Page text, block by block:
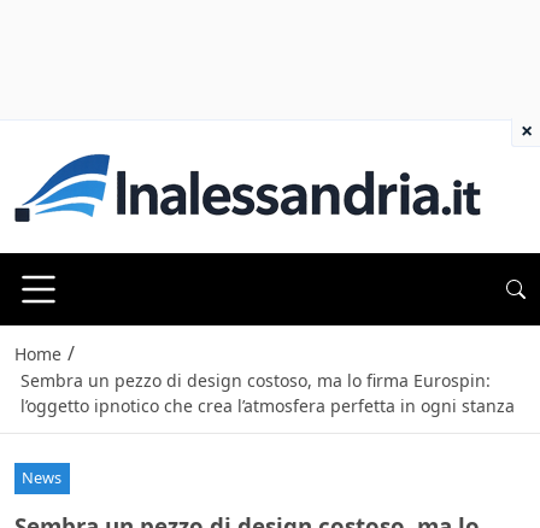
Home /
Sembra un pezzo di design costoso, ma lo firma Eurospin:
l’oggetto ipnotico che crea l’atmosfera perfetta in ogni stanza
News
×